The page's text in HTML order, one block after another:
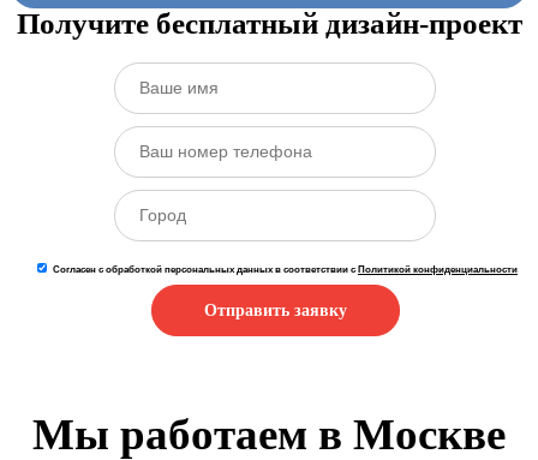
Получите бесплатный дизайн-проект
Согласен с обработкой персональных данных в соответствии с Политикой конфиденциальности
Отправить заявку
Мы работаем в Москве